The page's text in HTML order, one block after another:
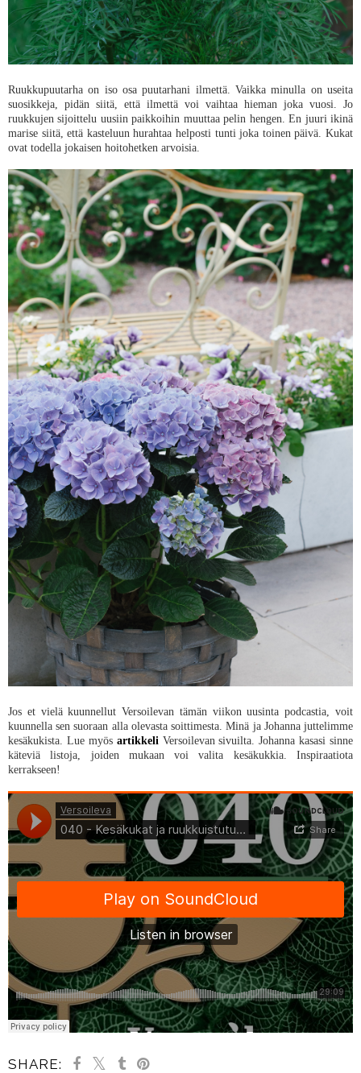
Ruukkupuutarha on iso osa puutarhani ilmettä. Vaikka minulla on useita
suosikkeja, pidän siitä, että ilmettä voi vaihtaa hieman joka vuosi. Jo
ruukkujen sijoittelu uusiin paikkoihin muuttaa pelin hengen. En juuri ikinä
marise siitä, että kasteluun hurahtaa helposti tunti joka toinen päivä. Kukat
ovat todella jokaisen hoitohetken arvoisia.
Jos et vielä kuunnellut Versoilevan tämän viikon uusinta podcastia, voit
kuunnella sen suoraan alla olevasta soittimesta. Minä ja Johanna juttelimme
kesäkukista. Lue myös artikkeli Versoilevan sivuilta. Johanna kasasi sinne
käteviä listoja, joiden mukaan voi valita kesäkukkia. Inspiraatiota
kerrakseen!
SHARE: